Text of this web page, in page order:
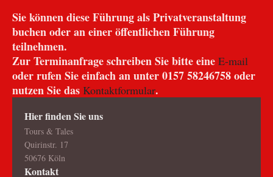
Sie können diese Führung als Privatveranstaltung
buchen oder an einer öffentlichen Führung
teilnehmen.
Zur Terminanfrage schreiben Sie bitte eine E-mail
oder rufen Sie einfach an unter 0157 58246758 oder
nutzen Sie das Kontaktformular.
Hier finden Sie uns
Tours & Tales
Quirinstr. 17
50676 Köln
Kontakt